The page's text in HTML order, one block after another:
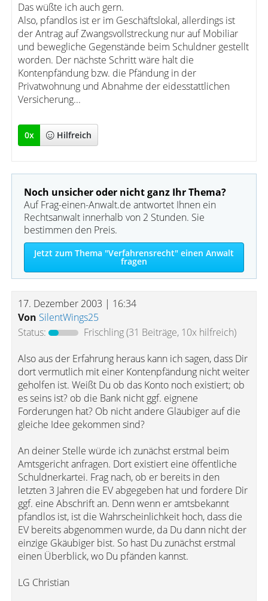
Das wüßte ich auch gern.
Also, pfandlos ist er im Geschäftslokal, allerdings ist
der Antrag auf Zwangsvollstreckung nur auf Mobiliar
und bewegliche Gegenstände beim Schuldner gestellt
worden. Der nächste Schritt wäre halt die
Kontenpfändung bzw. die Pfändung in der
Privatwohnung und Abnahme der eidesstattlichen
Versicherung...
0x Hilfreich
Noch unsicher oder nicht ganz Ihr Thema?
Auf Frag-einen-Anwalt.de antwortet Ihnen ein
Rechtsanwalt innerhalb von 2 Stunden. Sie
bestimmen den Preis.
Jetzt zum Thema "Verfahrensrecht" einen Anwalt
fragen
17. Dezember 2003 | 16:34
Von SilentWings25
Status:
Frischling(31 Beiträge, 10x hilfreich)
Also aus der Erfahrung heraus kann ich sagen, dass Dir
dort vermutlich mit einer Kontenpfändung nicht weiter
geholfen ist. Weißt Du ob das Konto noch existiert; ob
es seins ist? ob die Bank nicht ggf. eignene
Forderungen hat? Ob nicht andere Gläubiger auf die
gleiche Idee gekommen sind?
An deiner Stelle würde ich zunächst erstmal beim
Amtsgericht anfragen. Dort existiert eine öffentliche
Schuldnerkartei. Frag nach, ob er bereits in den
letzten 3 Jahren die EV abgegeben hat und fordere Dir
ggf. eine Abschrift an. Denn wenn er amtsbekannt
pfandlos ist, ist die Wahrscheinlichkeit hoch, dass die
EV bereits abgenommen wurde, da Du dann nicht der
einzige Gkäubiger bist. So hast Du zunächst erstmal
einen Überblick, wo Du pfänden kannst.
LG Christian